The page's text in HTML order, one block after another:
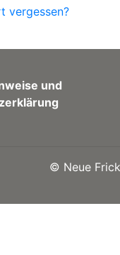
vergessen?
und
© Neue